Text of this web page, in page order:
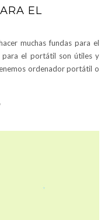
EL
muchas fundas para el
el portátil son útiles y
ordenador portátil o